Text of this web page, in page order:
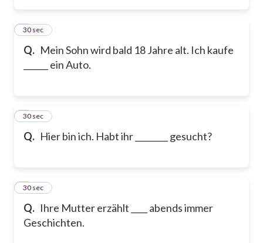
Q. Mein Sohn wird bald 18 Jahre alt. Ich kaufe
______ ein Auto.
7
30 sec
Q. Hier bin ich. Habt ihr ________ gesucht?
8
30 sec
Q. Ihre Mutter erzählt ____ abends immer
Geschichten.
9
30 sec